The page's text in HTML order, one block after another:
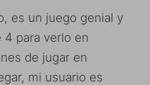
es un juego genial y
para verlo en
de jugar en
mi usuario es